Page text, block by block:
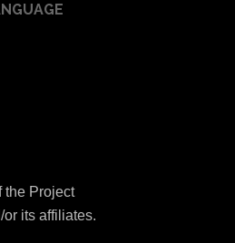
the Project
its affiliates.